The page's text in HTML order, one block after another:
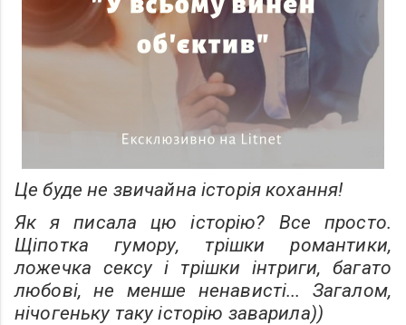
Це буде не звичайна історія кохання!
Як я писала цю історію? Все просто.
Щіпотка гумору, трішки романтики,
ложечка сексу і трішки інтриги, багато
любові, не менше ненависті... Загалом,
нічогеньку таку історію заварила))